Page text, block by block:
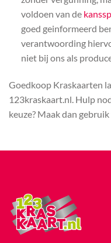
voldoen van de
goed geinformeerd
verantwoording
niet bij ons als
Goedkoop Kraskaarten
123kraskaart.nl. Hulp
keuze? Maak dan